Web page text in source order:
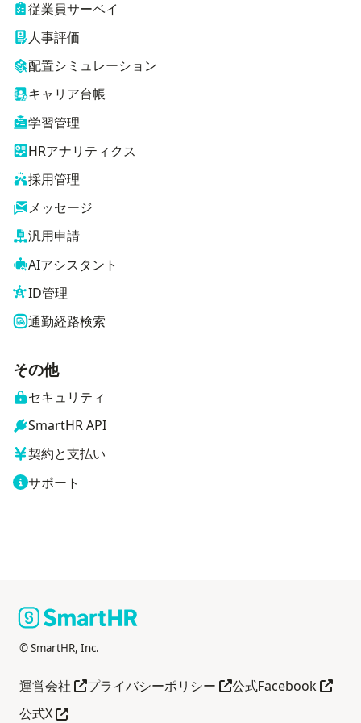
従業員サーベイ
人事評価
配置シミュレーション
キャリア台帳
学習管理
HRアナリティクス
採用管理
メッセージ
汎用申請
AIアシスタント
ID管理
通勤経路検索
その他
セキュリティ
SmartHR API
契約と支払い
サポート
© SmartHR, Inc.
運営会社 別タブで開く
プライバシーポリシー 別タブで開く
公式Facebook別タ
公式X別タブで開く